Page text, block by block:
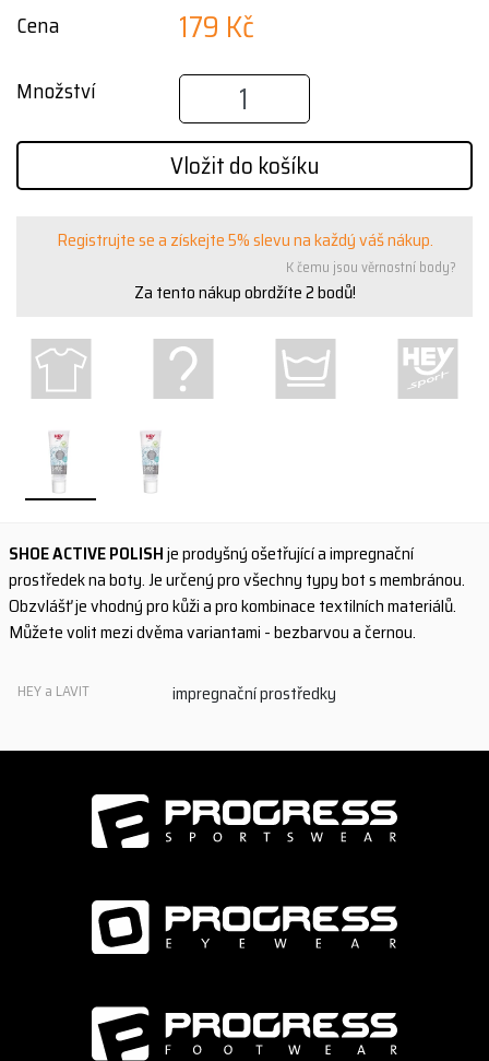
Cena
179 Kč
Množství
Vložit do košíku
Registrujte se a získejte 5% slevu na každý váš nákup.
K čemu jsou věrnostní body?
Za tento nákup obrdžíte2bodů!
SHOE ACTIVE POLISHje prodyšný ošetřující a impregnační
prostředek na boty. Je určený pro všechny typy bot s membránou.
Obzvlášť je vhodný pro kůži a pro kombinace textilních materiálů.
Můžete volit mezi dvěma variantami - bezbarvou a černou.
HEY a LAVIT impregnační prostředky